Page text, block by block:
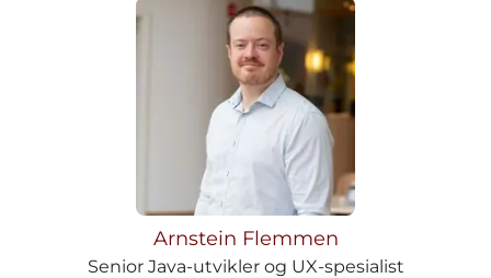
Arnstein Flemmen
Senior Java-utvikler og UX-spesialist